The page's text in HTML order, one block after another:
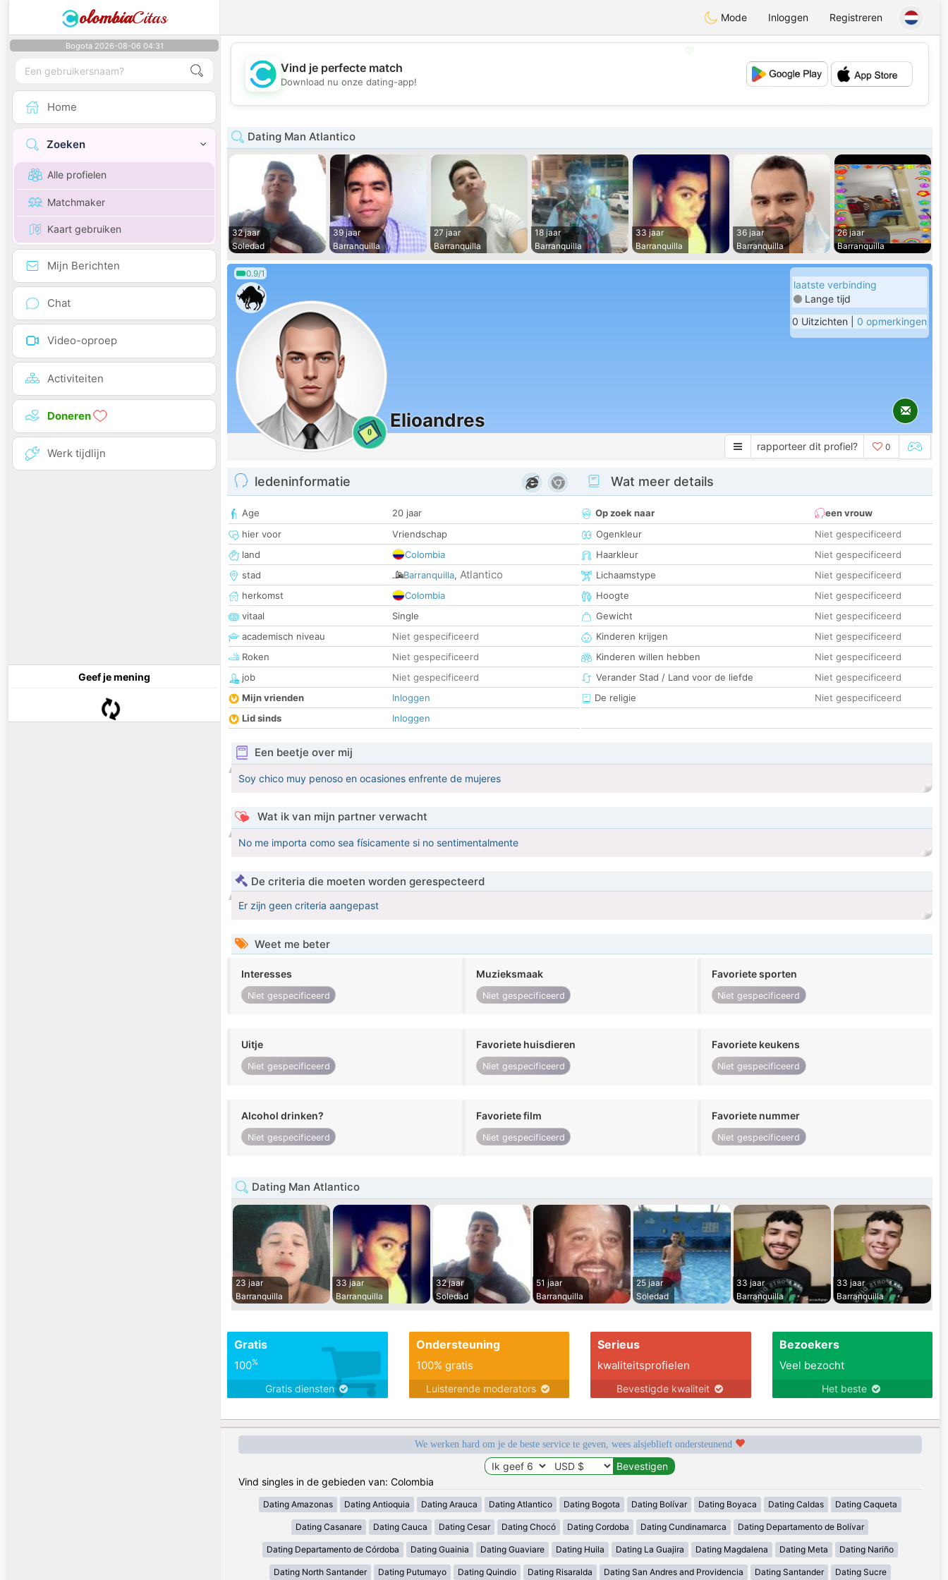
olombiaCitas Mode Inloggen Registreren
Bogota 2026-08-06 04:31
Home
Zoeken
Alle profielen
Matchmaker
Kaart gebruiken
Mijn Berichten
Chat
Video-oproep
Activiteiten
Doneren
Werk tijdlijn
Geef je mening
💕
Vind je perfecte match
Download nu onze dating-app!
Dating Man Atlantico
32 jaar
Soledad
39 jaar
Barranquilla
27 jaar
Barranquilla
18 jaar
Barranquilla
33 jaar
Barranquilla
36 jaar
Barranquilla
26 jaar
Barranquilla
0.9/1
0
Elioandres
laatste verbinding
Lange tijd
0 Uitzichten | 0 opmerkingen
rapporteer dit profiel? 0
ledeninformatie
Age
20 jaar
hier voor
Vriendschap
land
Colombia
stad
Barranquilla, Atlantico
herkomst
Colombia
vitaal
Single
academisch niveau
Niet gespecificeerd
Roken
Niet gespecificeerd
job
Niet gespecificeerd
Mijn vrienden
Inloggen
Lid sinds
Inloggen
Wat meer details
Op zoek naar
een vrouw
Ogenkleur
Niet gespecificeerd
Haarkleur
Niet gespecificeerd
Lichaamstype
Niet gespecificeerd
Hoogte
Niet gespecificeerd
Gewicht
Niet gespecificeerd
Kinderen krijgen
Niet gespecificeerd
Kinderen willen hebben
Niet gespecificeerd
Verander Stad / Land voor de liefde
Niet gespecificeerd
De religie
Niet gespecificeerd
Een beetje over mij
Soy chico muy penoso en ocasiones enfrente de mujeres
Wat ik van mijn partner verwacht
No me importa como sea físicamente si no sentimentalmente
De criteria die moeten worden gerespecteerd
Er zijn geen criteria aangepast
Weet me beter
Interesses
Niet gespecificeerd
Muzieksmaak
Niet gespecificeerd
Favoriete sporten
Niet gespecificeerd
Uitje
Niet gespecificeerd
Favoriete huisdieren
Niet gespecificeerd
Favoriete keukens
Niet gespecificeerd
Alcohol drinken?
Niet gespecificeerd
Favoriete film
Niet gespecificeerd
Favoriete nummer
Niet gespecificeerd
Dating Man Atlantico
23 jaar
Barranquilla
33 jaar
Barranquilla
32 jaar
Soledad
51 jaar
Barranquilla
25 jaar
Soledad
33 jaar
Barranquilla
33 jaar
Barranquilla
Gratis
100%
Gratis diensten
Ondersteuning
100% gratis
Luisterende moderators
Serieus
kwaliteitsprofielen
Bevestigde kwaliteit
Bezoekers
Veel bezocht
Het beste
We werken hard om je de beste service te geven, wees alsjeblieft ondersteunend
Vind singles in de gebieden van: Colombia
Dating Amazonas Dating Antioquia Dating Arauca Dating Atlantico Dating Bogota Dating Bolívar Dating Boyaca Dating Caldas Dating Caqueta
Dating Casanare Dating Cauca Dating Cesar Dating Chocó Dating Cordoba Dating Cundinamarca Dating Departamento de Bolívar
Dating Departamento de Córdoba Dating Guainia Dating Guaviare Dating Huila Dating La Guajira Dating Magdalena Dating Meta Dating Nariño
Dating North Santander Dating Putumayo Dating Quindio Dating Risaralda Dating San Andres and Providencia Dating Santander Dating Sucre